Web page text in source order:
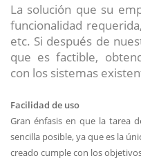
La solución que su
funcionalidad
etc. Si después de
que es factible,
con los sistemas
Facilidad de uso
Gran énfasis en que la tarea
sencilla posible, ya que es la
creado cumple con los